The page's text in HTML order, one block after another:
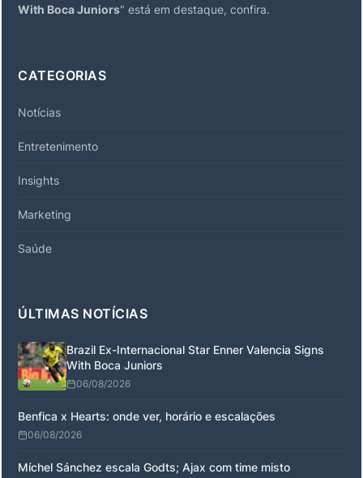
With Boca Juniors" está em destaque, confira.
CATEGORIAS
Notícias
Entretenimento
Insights
Marketing
Saúde
ÚLTIMAS NOTÍCIAS
Brazil Ex-Internacional Star Enner Valencia Signs
With Boca Juniors
06/08/2026
Benfica x Hearts: onde ver, horário e escalações
06/08/2026
Míchel Sánchez escala Godts; Ajax com time misto